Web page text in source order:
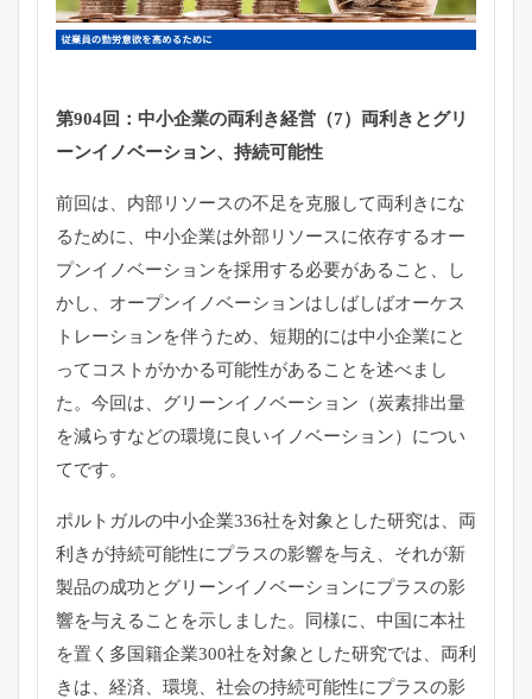
第904回：中小企業の両利き経営（7）両利きとグリ
ーンイノベーション、持続可能性
前回は、内部リソースの不足を克服して両利きにな
るために、中小企業は外部リソースに依存するオー
プンイノベーションを採用する必要があること、し
かし、オープンイノベーションはしばしばオーケス
トレーションを伴うため、短期的には中小企業にと
ってコストがかかる可能性があることを述べまし
た。今回は、グリーンイノベーション（炭素排出量
を減らすなどの環境に良いイノベーション）につい
てです。
ポルトガルの中小企業336社を対象とした研究は、両
利きが持続可能性にプラスの影響を与え、それが新
製品の成功とグリーンイノベーションにプラスの影
響を与えることを示しました。同様に、中国に本社
を置く多国籍企業300社を対象とした研究では、両利
きは、経済、環境、社会の持続可能性にプラスの影